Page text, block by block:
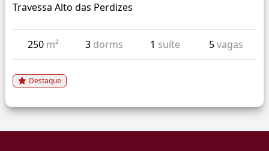
Travessa Alto das Perdizes
250 m² 3 dorms 1 suíte 5vagas
Destaque